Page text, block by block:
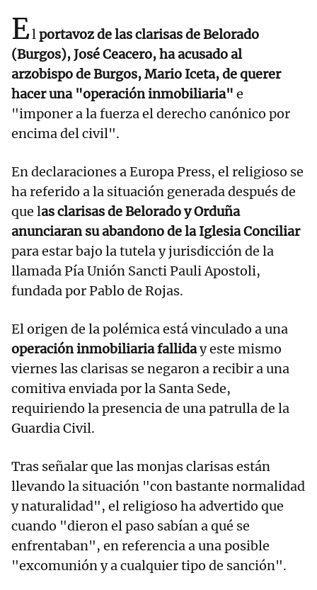
Elportavoz de las clarisas de Belorado
(Burgos), José Ceacero, ha acusado al
arzobispo de Burgos, Mario Iceta, de querer
hacer una "operación inmobiliaria" e
"imponer a la fuerza el derecho canónico por
encima del civil".
En declaraciones a Europa Press, el religioso se
ha referido a la situación generada después de
que las clarisas de Belorado y Orduña
anunciaran su abandono de la Iglesia Conciliar
para estar bajo la tutela y jurisdicción de la
llamada Pía Unión Sancti Pauli Apostoli,
fundada por Pablo de Rojas.
El origen de la polémica está vinculado a una
operación inmobiliaria falliday este mismo
viernes las clarisas se negaron a recibir a una
comitiva enviada por la Santa Sede,
requiriendo la presencia de una patrulla de la
Guardia Civil.
Tras señalar que las monjas clarisas están
llevando la situación "con bastante normalidad
y naturalidad", el religioso ha advertido que
cuando "dieron el paso sabían a qué se
enfrentaban", en referencia a una posible
"excomunión y a cualquier tipo de sanción".